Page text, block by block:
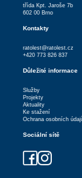
třída Kpt. Jaroše 7b
602 00 Brno
Kontakty
ratolest@ratolest.cz
+420 773 826 837
Důležité informace
Služby
Projekty
Aktuality
Ke stažení
Ochrana osobních
Sociální sítě